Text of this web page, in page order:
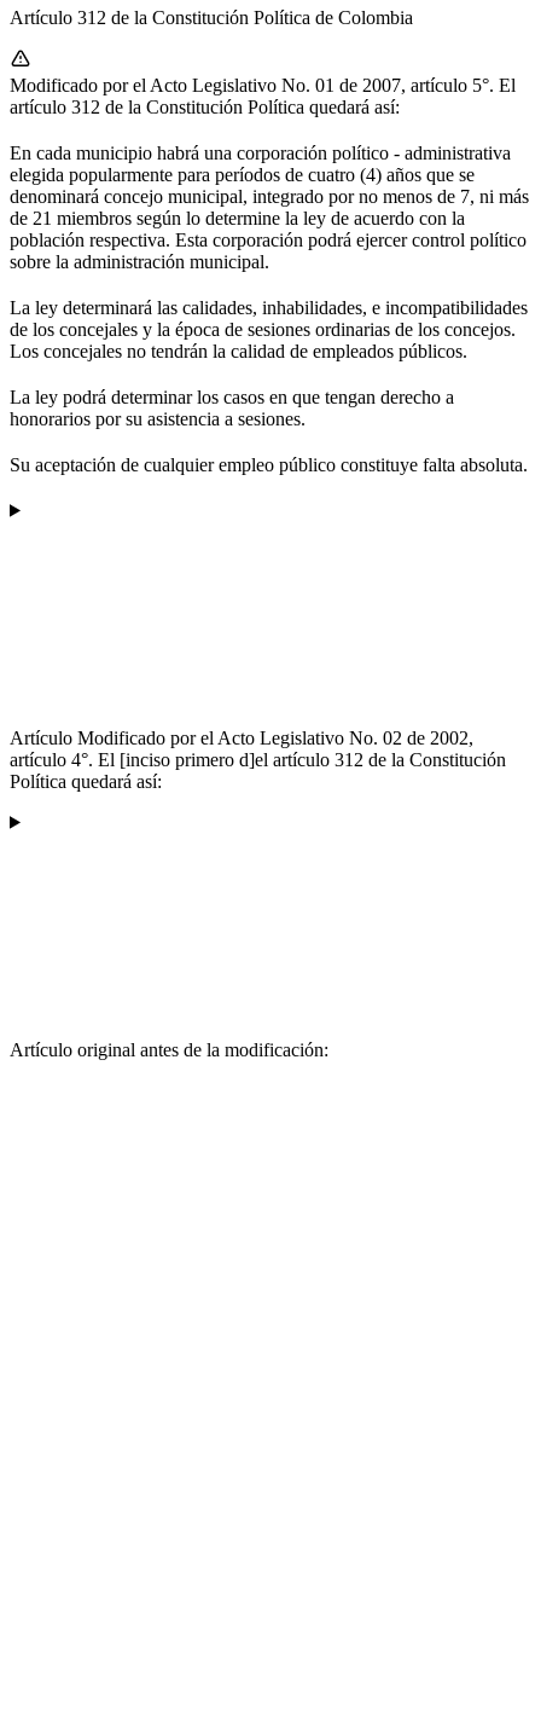
Artículo 312 de la Constitución Política de Colombia
Modificado por el Acto Legislativo No. 01 de 2007, artículo 5°. El
artículo 312 de la Constitución Política quedará así:
En cada municipio habrá una corporación político - administrativa
elegida popularmente para períodos de cuatro (4) años que se
denominará concejo municipal, integrado por no menos de 7, ni más
de 21 miembros según lo determine la ley de acuerdo con la
población respectiva. Esta corporación podrá ejercer control político
sobre la administración municipal.
La ley determinará las calidades, inhabilidades, e incompatibilidades
de los concejales y la época de sesiones ordinarias de los concejos.
Los concejales no tendrán la calidad de empleados públicos.
La ley podrá determinar los casos en que tengan derecho a
honorarios por su asistencia a sesiones.
Su aceptación de cualquier empleo público constituye falta absoluta.
Artículo Modificado por el Acto Legislativo No. 02 de 2002,
artículo 4°. El [inciso primero d]el artículo 312 de la Constitución
Política quedará así:
Artículo original antes de la modificación: